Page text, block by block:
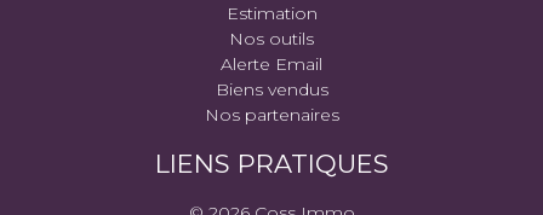
Estimation
Nos outils
Alerte Email
Biens vendus
Nos partenaires
LIENS PRATIQUES